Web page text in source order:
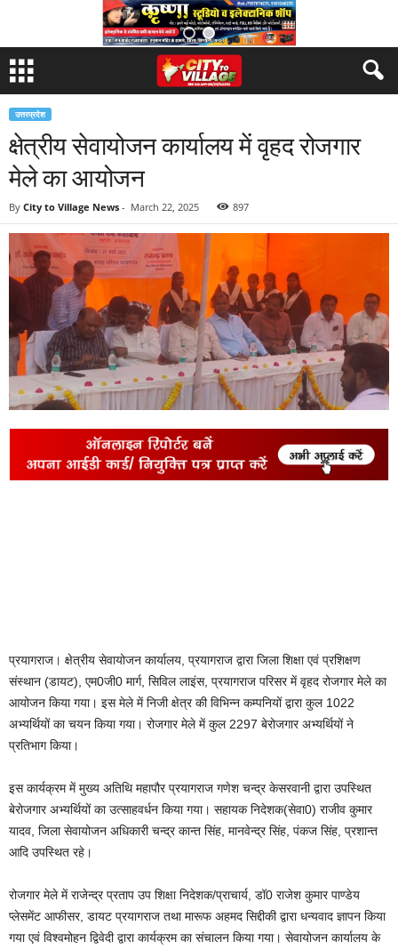
उत्तरप्रदेश
क्षेत्रीय सेवायोजन कार्यालय में वृहद रोजगार
मेले का आयोजन
By City to Village News - March 22, 2025 897
प्रयागराज। क्षेत्रीय सेवायोजन कार्यालय, प्रयागराज द्वारा जिला शिक्षा एवं प्रशिक्षण
संस्थान (डायट), एम0जी0 मार्ग, सिविल लाइंस, प्रयागराज परिसर में वृहद रोजगार मेले का
आयोजन किया गया। इस मेले में निजी क्षेत्र की विभिन्न कम्पनियों द्वारा कुल 1022
अभ्यर्थियों का चयन किया गया। रोजगार मेले में कुल 2297 बेरोजगार अभ्यर्थियों ने
प्रतिभाग किया।
इस कार्यक्रम में मुख्य अतिथि महापौर प्रयागराज गणेश चन्द्र केसरवानी द्वारा उपस्थित
बेरोजगार अभ्यर्थियों का उत्साहवर्धन किया गया। सहायक निदेशक(सेवा0) राजीव कुमार
यादव, जिला सेवायोजन अधिकारी चन्द्र कान्त सिंह, मानवेन्द्र सिंह, पंकज सिंह, प्रशान्त
आदि उपस्थित रहे।
रोजगार मेले में राजेन्द्र प्रताप उप शिक्षा निदेशक/प्राचार्य, डॉ0 राजेश कुमार पाण्डेय
प्लेसमेंट आफीसर, डायट प्रयागराज तथा मारूफ अहमद सिद्दीकी द्वारा धन्यवाद ज्ञापन किया
गया एवं विश्वमोहन द्विवेदी द्वारा कार्यक्रम का संचालन किया गया। सेवायोजन कार्यालय के